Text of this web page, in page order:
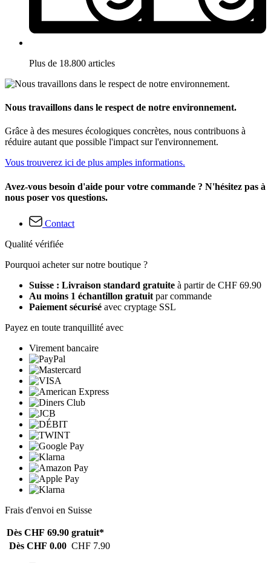
Plus de 18.800 articles
Nous travaillons dans le respect de notre environnement.
Grâce à des mesures écologiques concrètes, nous contribuons à
réduire autant que possible l'impact sur l'environnement.
Vous trouverez ici de plus amples informations.
Avez-vous besoin d'aide pour votre commande ? N'hésitez pas à
nous poser vos questions.
Contact
Qualité vérifiée
Pourquoi acheter sur notre boutique ?
Suisse : Livraison standard gratuite à partir de CHF 69.90
Au moins 1 échantillon gratuit par commande
Paiement sécurisé avec cryptage SSL
Payez en toute tranquillité avec
Virement bancaire
Frais d'envoi en Suisse
Dès CHF 69.90 gratuit*
Dès CHF 0.00 CHF 7.90